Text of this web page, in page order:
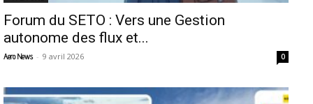
Forum du SETO : Vers une Gestion
autonome des flux et...
Aero News - 9 avril 2026 0